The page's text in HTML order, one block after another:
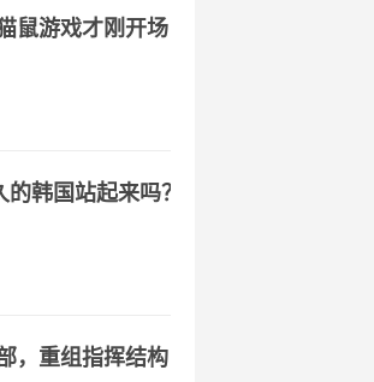
鼠游戏才刚开场
韩国站起来吗？
，重组指挥结构